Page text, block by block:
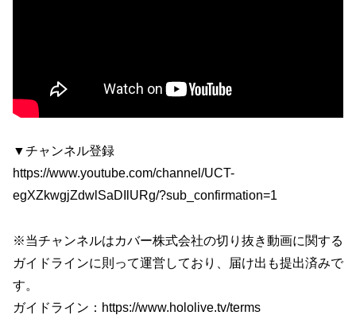
▼チャンネル登録
https://www.youtube.com/channel/UCT-
egXZkwgjZdwlSaDIlURg/?sub_confirmation=1
※当チャンネルはカバー株式会社の切り抜き動画に関する
ガイドラインに則って運営しており、届け出も提出済みで
す。
ガイドライン：https://www.hololive.tv/terms